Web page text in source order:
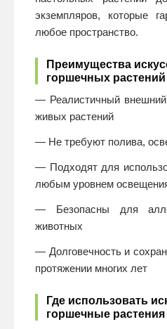
экземпляров, которые
любое пространство.
Преимущества
горшечных растений
— Реалистичный
живых растений
— Не требуют полива,
— Подходят для
любым уровнем
— Безопасны для
животных
— Долговечность и
протяжении многих лет
Где использовать
горшечные растения